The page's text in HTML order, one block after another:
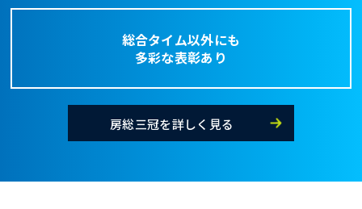
総合タイム以外にも
多彩な表彰あり
房総三冠を詳しく見る